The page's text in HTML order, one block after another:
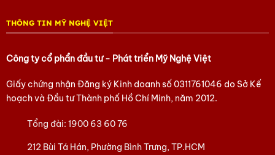
Hãy để chiếc túi sen thêu tay đồng hành cùng bạn, mang theo
một phần hồn Việt trên mỗi bước chân.
Xem thêm mẫu mã tại Showroom:212 Bùi Tá Hán, Phường
Liên hệ đặt hàng theo yêu cầu!
Hãy nhanh tay nhắn cho chúng tôi qua số 0902.409.089 – Ms
THÔNG TIN MỸ NGHỆ VIỆT
Công ty cổ phẩn đầu tư - Phát triển Mỹ Nghệ Việt
Giấy chứng nhận Đăng ký Kinh doanh số0311761046 do Sở Kế
hoạch và Đầu tư Thành phố Hồ Chí Minh, năm 2012.
Tổng đài:1900 63 60 76
212 Bùi Tá Hán, Phường Bình Trưng, TP.HCM